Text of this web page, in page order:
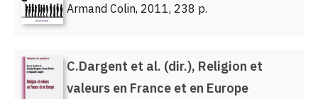
Armand Colin, 2011, 238 p.
C.Dargent et al. (dir.), Religion et
valeurs en France et en Europe